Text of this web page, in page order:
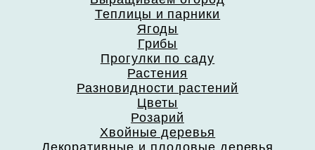
Теплицы и парники
Ягоды
Грибы
Прогулки по саду
Растения
Разновидности растений
Цветы
Розарий
Хвойные деревья
Декоративные и плодовые деревья